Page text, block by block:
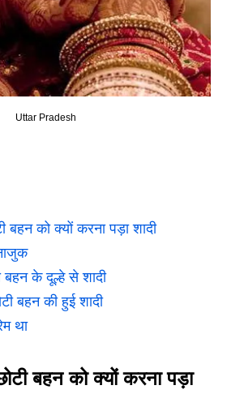
Uttar Pradesh
बहन को क्यों करना पड़ा शादी
बहन के दूल्हे से शादी
बहन की हुई शादी
था
बहन को क्यों करना पड़ा